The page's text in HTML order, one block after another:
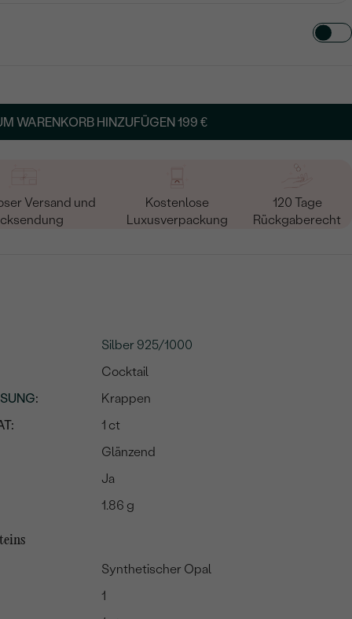
WARENKORB HINZUFÜGEN199 €
Versand und
Kostenlose
Luxusverpackung
120 Tage
Rückgaberecht
Silber 925/1000
Cocktail
:
Krappen
1 ct
Glänzend
Ja
1.86 g
Synthetischer Opal
1